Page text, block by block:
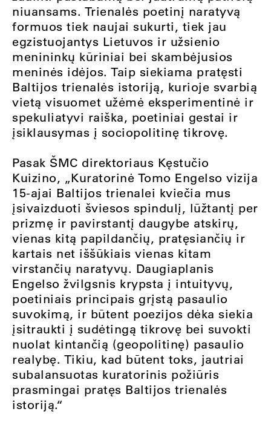
niuansams. Trienalės poetinį naratyvą
formuos tiek naujai sukurti, tiek jau
egzistuojantys Lietuvos ir užsienio
menininkų kūriniai bei skambėjusios
meninės idėjos. Taip siekiama pratęsti
Baltijos trienalės istoriją, kurioje svarbią
vietą visuomet užėmė eksperimentinė ir
spekuliatyvi raiška, poetiniai gestai ir
įsiklausymas į sociopolitinę tikrovę.
Pasak ŠMC direktoriaus Kęstučio
Kuizino, „Kuratorinė Tomo Engelso vizija
15-ajai Baltijos trienalei kviečia mus
įsivaizduoti šviesos spindulį, lūžtantį per
prizmę ir pavirstantį daugybe atskirų,
vienas kitą papildančių, pratęsiančių ir
kartais net iššūkiais vienas kitam
virstančių naratyvų. Daugiaplanis
Engelso žvilgsnis krypsta į intuityvų,
poetiniais principais grįstą pasaulio
suvokimą, ir būtent poezijos dėka siekia
įsitraukti į sudėtingą tikrovę bei suvokti
nuolat kintančią (geopolitinę) pasaulio
realybę. Tikiu, kad būtent toks, jautriai
subalansuotas kuratorinis požiūris
prasmingai pratęs Baltijos trienalės
istoriją.“